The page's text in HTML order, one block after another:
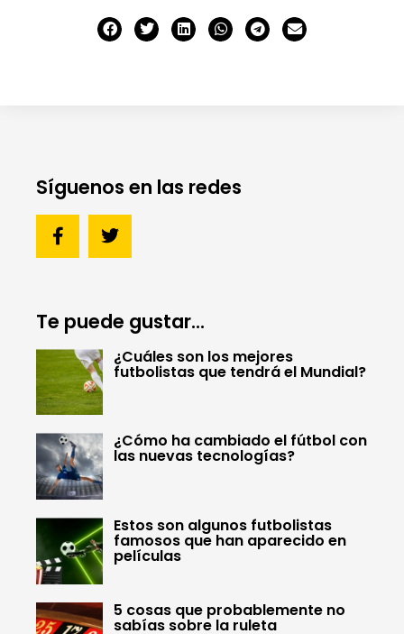
Síguenos en las redes
Te puede gustar...
¿Cuáles son los mejores
futbolistas que tendrá el Mundial?
¿Cómo ha cambiado el fútbol con
las nuevas tecnologías?
Estos son algunos futbolistas
famosos que han aparecido en
películas
5 cosas que probablemente no
sabías sobre la ruleta